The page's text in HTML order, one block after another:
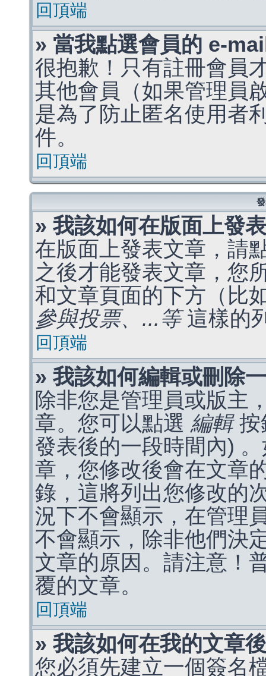
回頂端
» 當我點選會員的 e-
很抱歉！只有註冊會員
其他會員（如果管理員
是為了防止匿名使用者
件。
回頂端
» 我該如何在版面上發
在版面上發表文章，請
之後才能發表文章，您
和文章頁面的下方（比
參與投票、...等這樣的
回頂端
» 我該如何編輯或刪除
除非您是管理員或版主
章。您可以點選 編輯按
發表後的一段時間內)
章，您修改後會在文章
錄，這將列出您修改的
況下不會顯示，在管理
不會顯示，除非他們決
文章的原因。請注意！
覆的文章。
回頂端
» 我該如何在我的文章
您必須先建立一個簽名